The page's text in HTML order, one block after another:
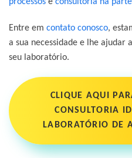
processos e consultoria na
Entre em contato conosco,
a sua necessidade e lhe ajudar
seu laboratório.
CLIQUE AQUI
CONSULTORIA
LABORATÓRIO DE